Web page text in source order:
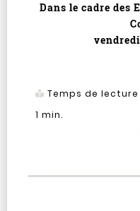
Dans le cadre des
Temps de lecture
1 min.